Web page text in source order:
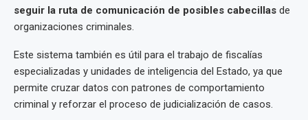
seguir la ruta de comunicación de posibles cabecillas de
organizaciones criminales.
Este sistema también es útil para el trabajo de fiscalías
especializadas y unidades de inteligencia del Estado, ya que
permite cruzar datos con patrones de comportamiento
criminal y reforzar el proceso de judicialización de casos.